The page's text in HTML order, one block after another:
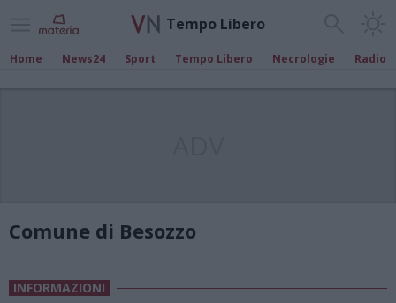
Tempo Libero
Home News24 Sport Tempo Libero Necrologie Radio
Comune di Besozzo
INFORMAZIONI